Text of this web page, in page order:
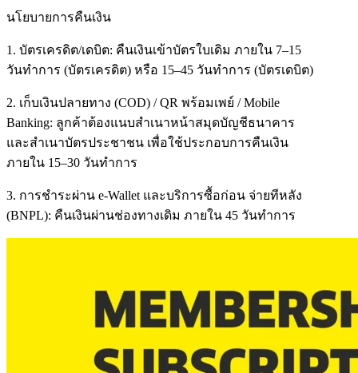
นโยบายการคืนเงิน
1. บัตรเครดิต/เดบิต: คืนเงินเข้าบัตรใบเดิม ภายใน 7–15
วันทำการ (บัตรเครดิต) หรือ 15–45 วันทำการ (บัตรเดบิต)
2. เก็บเงินปลายทาง (COD) / QR พร้อมเพย์ / Mobile
Banking: ลูกค้าต้องแนบสำเนาหน้าสมุดบัญชีธนาคาร
และสำเนาบัตรประชาชน เพื่อใช้ประกอบการคืนเงิน
ภายใน 15–30 วันทำการ
3. การชำระผ่าน e-Wallet และบริการซื้อก่อน จ่ายทีหลัง
(BNPL): คืนเงินผ่านช่องทางเดิม ภายใน 45 วันทำการ